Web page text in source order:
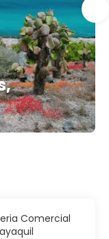
Comercial